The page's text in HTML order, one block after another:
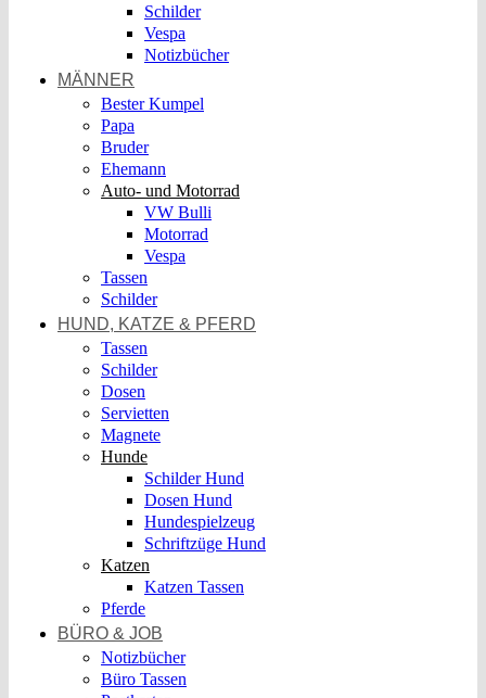
Schilder
Vespa
Notizbücher
MÄNNER
Bester Kumpel
Papa
Bruder
Ehemann
Auto- und Motorrad
VW Bulli
Motorrad
Vespa
Tassen
Schilder
HUND, KATZE & PFERD
Tassen
Schilder
Dosen
Servietten
Magnete
Hunde
Schilder Hund
Dosen Hund
Hundespielzeug
Schriftzüge Hund
Katzen
Katzen Tassen
Pferde
BÜRO & JOB
Notizbücher
Büro Tassen